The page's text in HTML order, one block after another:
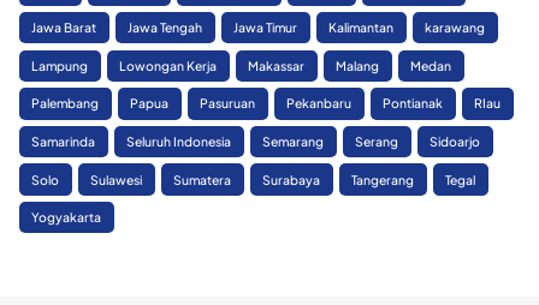
Jawa Barat Jawa Tengah Jawa Timur Kalimantan karawang
Lampung Lowongan Kerja Makassar Malang Medan
Palembang Papua Pasuruan Pekanbaru Pontianak RIau
Samarinda Seluruh Indonesia Semarang Serang Sidoarjo
Solo Sulawesi Sumatera Surabaya Tangerang Tegal
Yogyakarta